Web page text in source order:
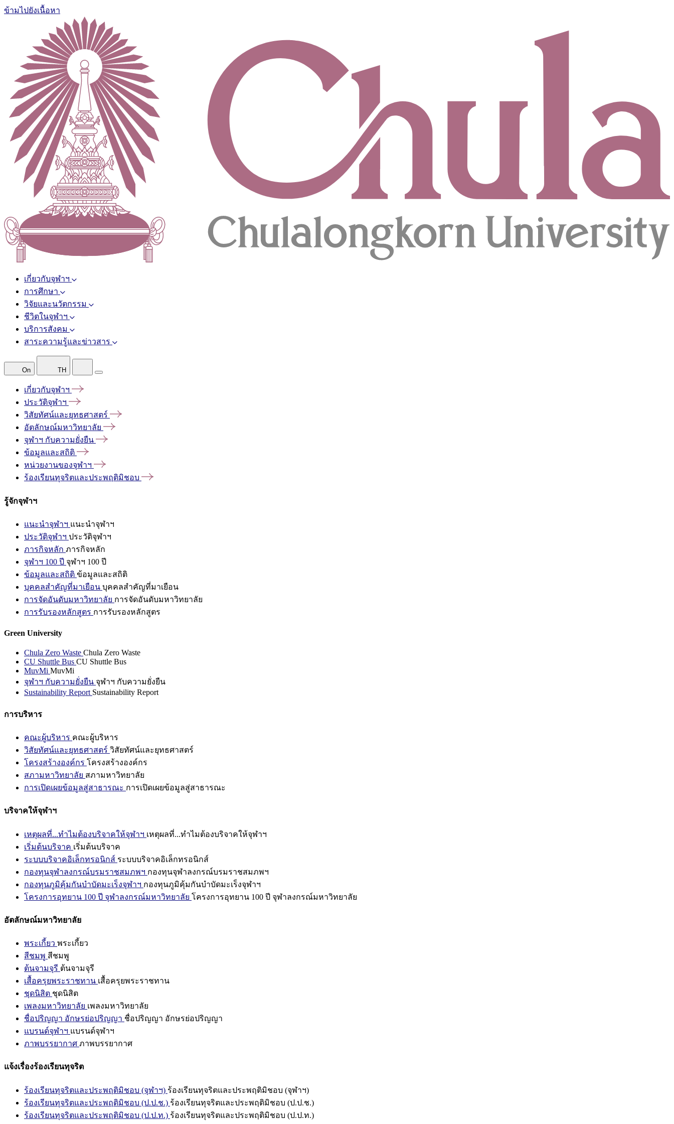
ข้ามไปยังเนื้อหา
เกี่ยวกับจุฬาฯ
การศึกษา
วิจัยและนวัตกรรม
ชีวิตในจุฬาฯ
บริการสังคม
สาระความรู้และข่าวสาร
On TH
เกี่ยวกับจุฬาฯ
ประวัติจุฬาฯ
วิสัยทัศน์และยุทธศาสตร์
อัตลักษณ์มหาวิทยาลัย
จุฬาฯ กับความยั่งยืน
ข้อมูลและสถิติ
หน่วยงานของจุฬาฯ
ร้องเรียนทุจริตและประพฤติมิชอบ
รู้จักจุฬาฯ
แนะนำจุฬาฯ แนะนำจุฬาฯ
ประวัติจุฬาฯ ประวัติจุฬาฯ
ภารกิจหลัก ภารกิจหลัก
จุฬาฯ 100 ปี จุฬาฯ 100 ปี
ข้อมูลและสถิติ ข้อมูลและสถิติ
บุคคลสำคัญที่มาเยือน บุคคลสำคัญที่มาเยือน
การจัดอันดับมหาวิทยาลัย การจัดอันดับมหาวิทยาลัย
การรับรองหลักสูตร การรับรองหลักสูตร
Green University
Chula Zero Waste Chula Zero Waste
CU Shuttle Bus CU Shuttle Bus
MuvMi MuvMi
จุฬาฯ กับความยั่งยืน จุฬาฯ กับความยั่งยืน
Sustainability Report Sustainability Report
การบริหาร
คณะผู้บริหาร คณะผู้บริหาร
วิสัยทัศน์และยุทธศาสตร์ วิสัยทัศน์และยุทธศาสตร์
โครงสร้างองค์กร โครงสร้างองค์กร
สภามหาวิทยาลัย สภามหาวิทยาลัย
การเปิดเผยข้อมูลสู่สาธารณะ การเปิดเผยข้อมูลสู่สาธารณะ
บริจาคให้จุฬาฯ
เหตุผลที่...ทำไมต้องบริจาคให้จุฬาฯ เหตุผลที่...ทำไมต้องบริจาคให้จุฬาฯ
เริ่มต้นบริจาค เริ่มต้นบริจาค
ระบบบริจาคอิเล็กทรอนิกส์ ระบบบริจาคอิเล็กทรอนิกส์
กองทุนจุฬาลงกรณ์บรมราชสมภพฯ กองทุนจุฬาลงกรณ์บรมราชสมภพฯ
กองทุนภูมิคุ้มกันบำบัดมะเร็งจุฬาฯ กองทุนภูมิคุ้มกันบำบัดมะเร็งจุฬาฯ
โครงการอุทยาน 100 ปี จุฬาลงกรณ์มหาวิทยาลัย โครงการอุทยาน 100 ปี จุฬาลงกรณ์มหาวิทยาลัย
อัตลักษณ์มหาวิทยาลัย
พระเกี้ยว พระเกี้ยว
สีชมพู สีชมพู
ต้นจามจุรี ต้นจามจุรี
เสื้อครุยพระราชทาน เสื้อครุยพระราชทาน
ชุดนิสิต ชุดนิสิต
เพลงมหาวิทยาลัย เพลงมหาวิทยาลัย
ชื่อปริญญา อักษรย่อปริญญา ชื่อปริญญา อักษรย่อปริญญา
แบรนด์จุฬาฯ แบรนด์จุฬาฯ
ภาพบรรยากาศ ภาพบรรยากาศ
แจ้งเรื่องร้องเรียนทุจริต
ร้องเรียนทุจริตและประพฤติมิชอบ (จุฬาฯ) ร้องเรียนทุจริตและประพฤติมิชอบ (จุฬาฯ)
ร้องเรียนทุจริตและประพฤติมิชอบ (ป.ป.ช.) ร้องเรียนทุจริตและประพฤติมิชอบ (ป.ป.ช.)
ร้องเรียนทุจริตและประพฤติมิชอบ (ป.ป.ท.) ร้องเรียนทุจริตและประพฤติมิชอบ (ป.ป.ท.)